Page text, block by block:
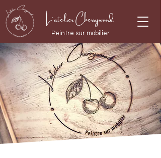
L'atelier Cherrywood
Peintre sur mobilier